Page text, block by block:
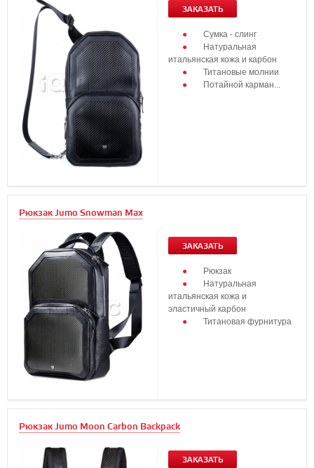
ЗАКАЗАТЬ
Сумка - слинг
Натуральная
итальянская кожа и карбон
Титановые молнии
Потайной карман...
Рюкзак Jumo Snowman Max
ЗАКАЗАТЬ
Рюкзак
Натуральная
итальянская кожа и
эластичный карбон
Титановая фурнитура
Рюкзак Jumo Moon Carbon Backpack
ЗАКАЗАТЬ